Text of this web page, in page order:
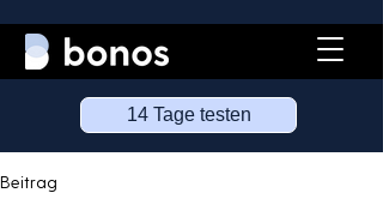
14 Tage testen
Beitrag